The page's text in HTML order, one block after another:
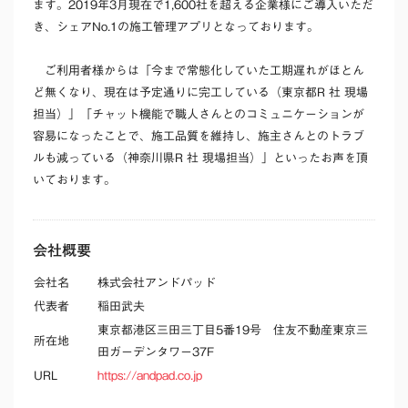
ます。2019年3月現在で1,600社を超える企業様にご導入いただ
き、シェアNo.1の施工管理アプリとなっております。
ご利用者様からは「今まで常態化していた工期遅れがほとん
ど無くなり、現在は予定通りに完工している（東京都R 社 現場
担当）」「チャット機能で職人さんとのコミュニケーションが
容易になったことで、施工品質を維持し、施主さんとのトラブ
ルも減っている（神奈川県R 社 現場担当）」といったお声を頂
いております。
会社概要
会社名
株式会社アンドパッド
代表者
稲田武夫
所在地
東京都港区三田三丁目5番19号 住友不動産東京三
田ガーデンタワー37F
URL
https://andpad.co.jp